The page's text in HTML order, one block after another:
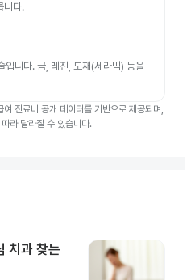
니다.
입니다. 금, 레진, 도재(세라믹) 등을
진료비 공개 데이터를 기반으로 제공되며,
라 달라질 수 있습니다.
치과 찾는